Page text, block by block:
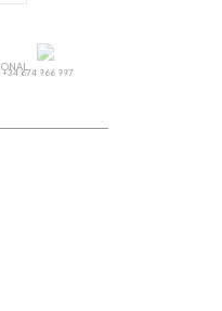
+34 674 966 997